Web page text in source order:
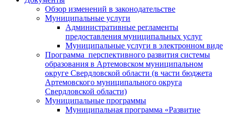
Обзор изменений в законодательстве
Муниципальные услуги
Административные регламенты
предоставления муниципальных услуг
Муниципальные услуги в электронном виде
Программа перспективного развития системы
образования в Артемовском муниципальном
округе Свердловской области (в части бюджета
Артемовского муниципального округа
Свердловской области)
Муниципальные программы
Муниципальная программа «Развитие